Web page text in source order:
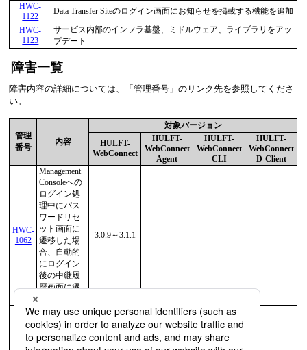
HWC-
1122
Data Transfer Siteのログイン画面にお知らせを掲載する機能を追加
HWC-
1123
サービス内部のインフラ基盤、ミドルウェア、ライブラリをアッ
プデート
障害一覧
障害内容の詳細については、 管理番号
のリンク先を参照してくださ
い。
管理
番号
内容
対象バージョン
HULFT-
WebConnect
HULFT-
WebConnect
Agent
HULFT-
WebConnect
CLI
HULFT-
WebConnect
D-Client
HWC-
1062
Management
Consoleへの
ログイン処
理中にパス
ワードリセ
ット画面に
遷移した場
合、自動的
にログイン
後の中継履
歴画面に遷
3.0.9～3.1.1 - - -
Management
Consoleで追
加した通知
先アドレス